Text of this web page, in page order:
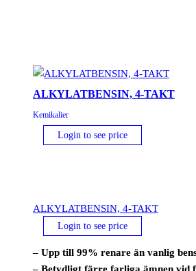
ALKYLATBENSIN, 4-TAKT
Kemikalier
Login to see price
ALKYLATBENSIN, 4-TAKT
Login to see price
– Upp till 99% renare än vanlig